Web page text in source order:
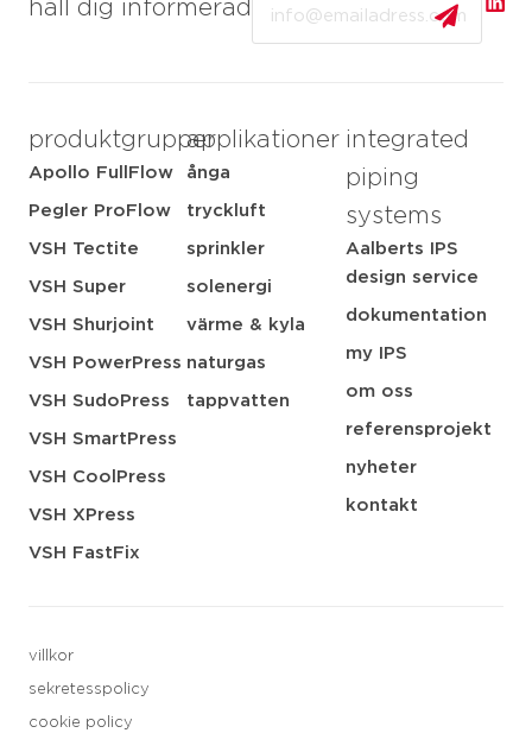
håll dig informerad
produktgrupper
Apollo FullFlow
Pegler ProFlow
VSH Tectite
VSH Super
VSH Shurjoint
VSH PowerPress
VSH SudoPress
VSH SmartPress
VSH CoolPress
VSH XPress
VSH FastFix
applikationer
ånga
tryckluft
sprinkler
solenergi
värme & kyla
naturgas
tappvatten
integrated
piping
systems
Aalberts IPS
design service
dokumentation
my IPS
om oss
referensprojekt
nyheter
kontakt
villkor
sekretesspolicy
cookie policy